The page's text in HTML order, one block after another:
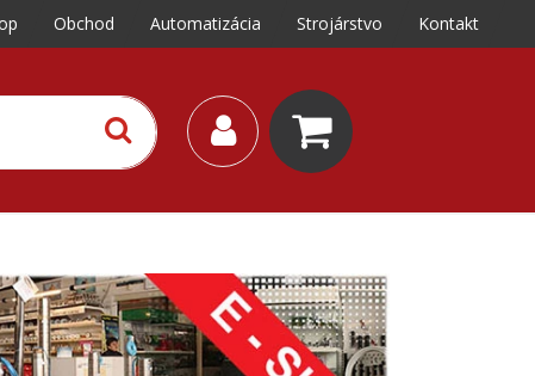
Obchod Automatizácia Strojárstvo Kontakt